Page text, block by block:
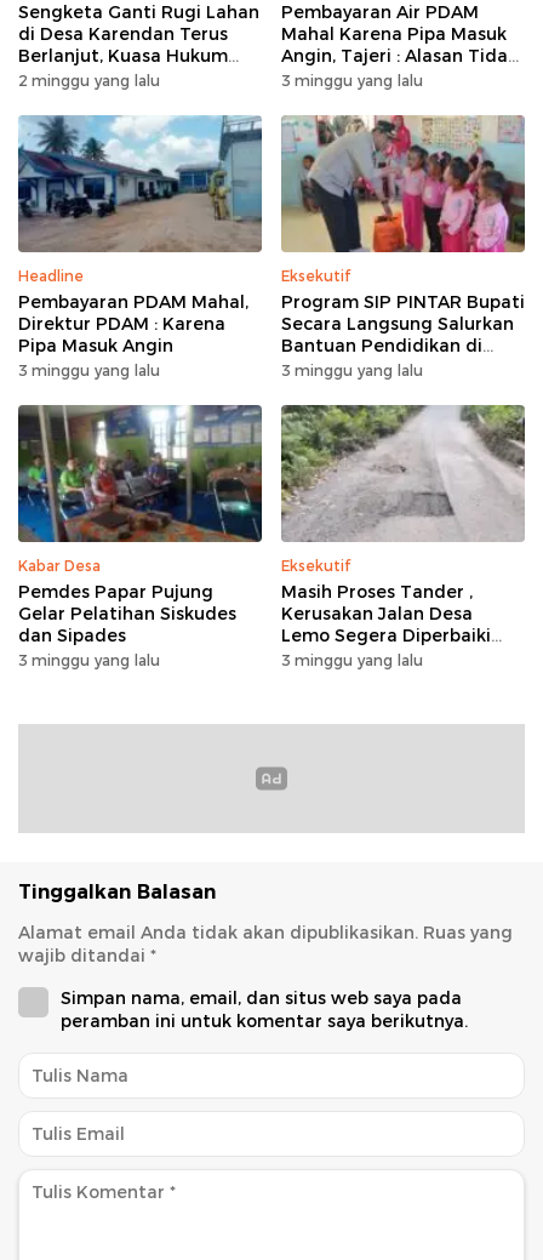
Sengketa Ganti Rugi Lahan
di Desa Karendan Terus
Berlanjut, Kuasa Hukum
Ajukan Kasasi
2 minggu yang lalu
Pembayaran Air PDAM
Mahal Karena Pipa Masuk
Angin, Tajeri : Alasan Tidak
Masuk Akal
3 minggu yang lalu
Headline
Pembayaran PDAM Mahal,
Direktur PDAM : Karena
Pipa Masuk Angin
3 minggu yang lalu
Eksekutif
Program SIP PINTAR Bupati
Secara Langsung Salurkan
Bantuan Pendidikan di
Desa Mampuak ll
3 minggu yang lalu
Kabar Desa
Pemdes Papar Pujung
Gelar Pelatihan Siskudes
dan Sipades
3 minggu yang lalu
Eksekutif
Masih Proses Tander ,
Kerusakan Jalan Desa
Lemo Segera Diperbaiki
Tahun Ini
3 minggu yang lalu
Tinggalkan Balasan
Alamat email Anda tidak akan dipublikasikan. Ruas yang
wajib ditandai *
Simpan nama, email, dan situs web saya pada
peramban ini untuk komentar saya berikutnya.